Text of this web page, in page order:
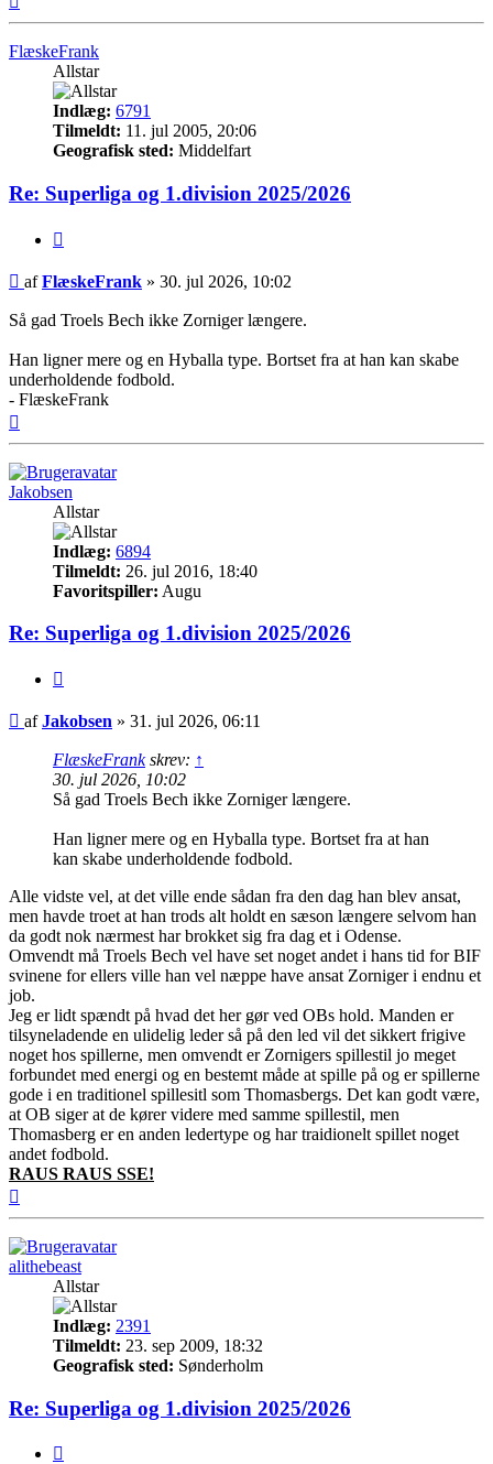
FlæskeFrank
Allstar
Indlæg: 6791
Tilmeldt: 11. jul 2005, 20:06
Geografisk sted: Middelfart
Re: Superliga og 1.division 2025/2026
Indlæg
afFlæskeFrank » 30. jul 2026, 10:02
Så gad Troels Bech ikke Zorniger længere.
Han ligner mere og en Hyballa type. Bortset fra at han kan skabe
underholdende fodbold.
- FlæskeFrank
Jakobsen
Allstar
Indlæg: 6894
Tilmeldt: 26. jul 2016, 18:40
Favoritspiller: Augu
Re: Superliga og 1.division 2025/2026
Indlæg
afJakobsen » 31. jul 2026, 06:11
FlæskeFrankskrev: ↑
30. jul 2026, 10:02
Så gad Troels Bech ikke Zorniger længere.
Han ligner mere og en Hyballa type. Bortset fra at han
kan skabe underholdende fodbold.
Alle vidste vel, at det ville ende sådan fra den dag han blev ansat,
men havde troet at han trods alt holdt en sæson længere selvom han
da godt nok nærmest har brokket sig fra dag et i Odense.
Omvendt må Troels Bech vel have set noget andet i hans tid for BIF
svinene for ellers ville han vel næppe have ansat Zorniger i endnu et
job.
Jeg er lidt spændt på hvad det her gør ved OBs hold. Manden er
tilsyneladende en ulidelig leder så på den led vil det sikkert frigive
noget hos spillerne, men omvendt er Zornigers spillestil jo meget
forbundet med energi og en bestemt måde at spille på og er spillerne
gode i en traditionel spillesitl som Thomasbergs. Det kan godt være,
at OB siger at de kører videre med samme spillestil, men
Thomasberg er en anden ledertype og har traidionelt spillet noget
andet fodbold.
RAUS RAUS SSE!
alithebeast
Allstar
Indlæg: 2391
Tilmeldt: 23. sep 2009, 18:32
Geografisk sted: Sønderholm
Re: Superliga og 1.division 2025/2026